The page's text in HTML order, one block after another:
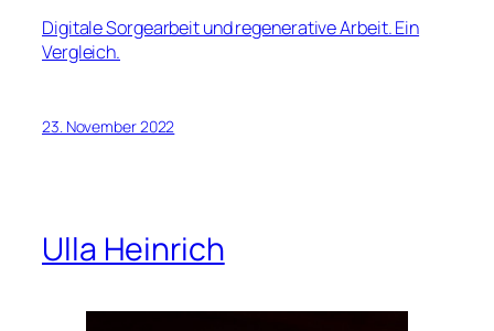
Digitale Sorgearbeit und regenerative Arbeit. Ein
Vergleich.
23. November 2022
Ulla Heinrich